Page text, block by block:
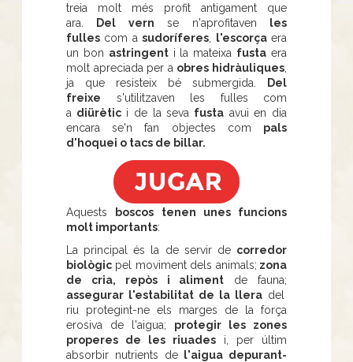
treia molt més profit antigament que
ara.
Del vern se n'aprofitaven
les
fulles com asudoríferes l'escorçaera
un bon astringenti la mateixa fusta era
molt apreciada per a obres hidràuliques
ja que resisteix bé submergida.
Del
freixe s'utilitzaven les fulles com
a diürètici de la seva fusta avui en dia
encara se'n fan objectes com pals
d'hoquei o tacs de billar.
Aquests
boscos tenen unes funcions
molt importants:
La principal és la de servir de corredor
biològic pel moviment dels animals; zona
de cria, repòs i aliment de fauna;
assegurar l'estabilitat de la llera del
riu protegint-ne els marges de la força
erosiva de l'aigua; protegir les zones
properes de les riuades i, per últim
absorbir nutrients de l'aigua depurant-